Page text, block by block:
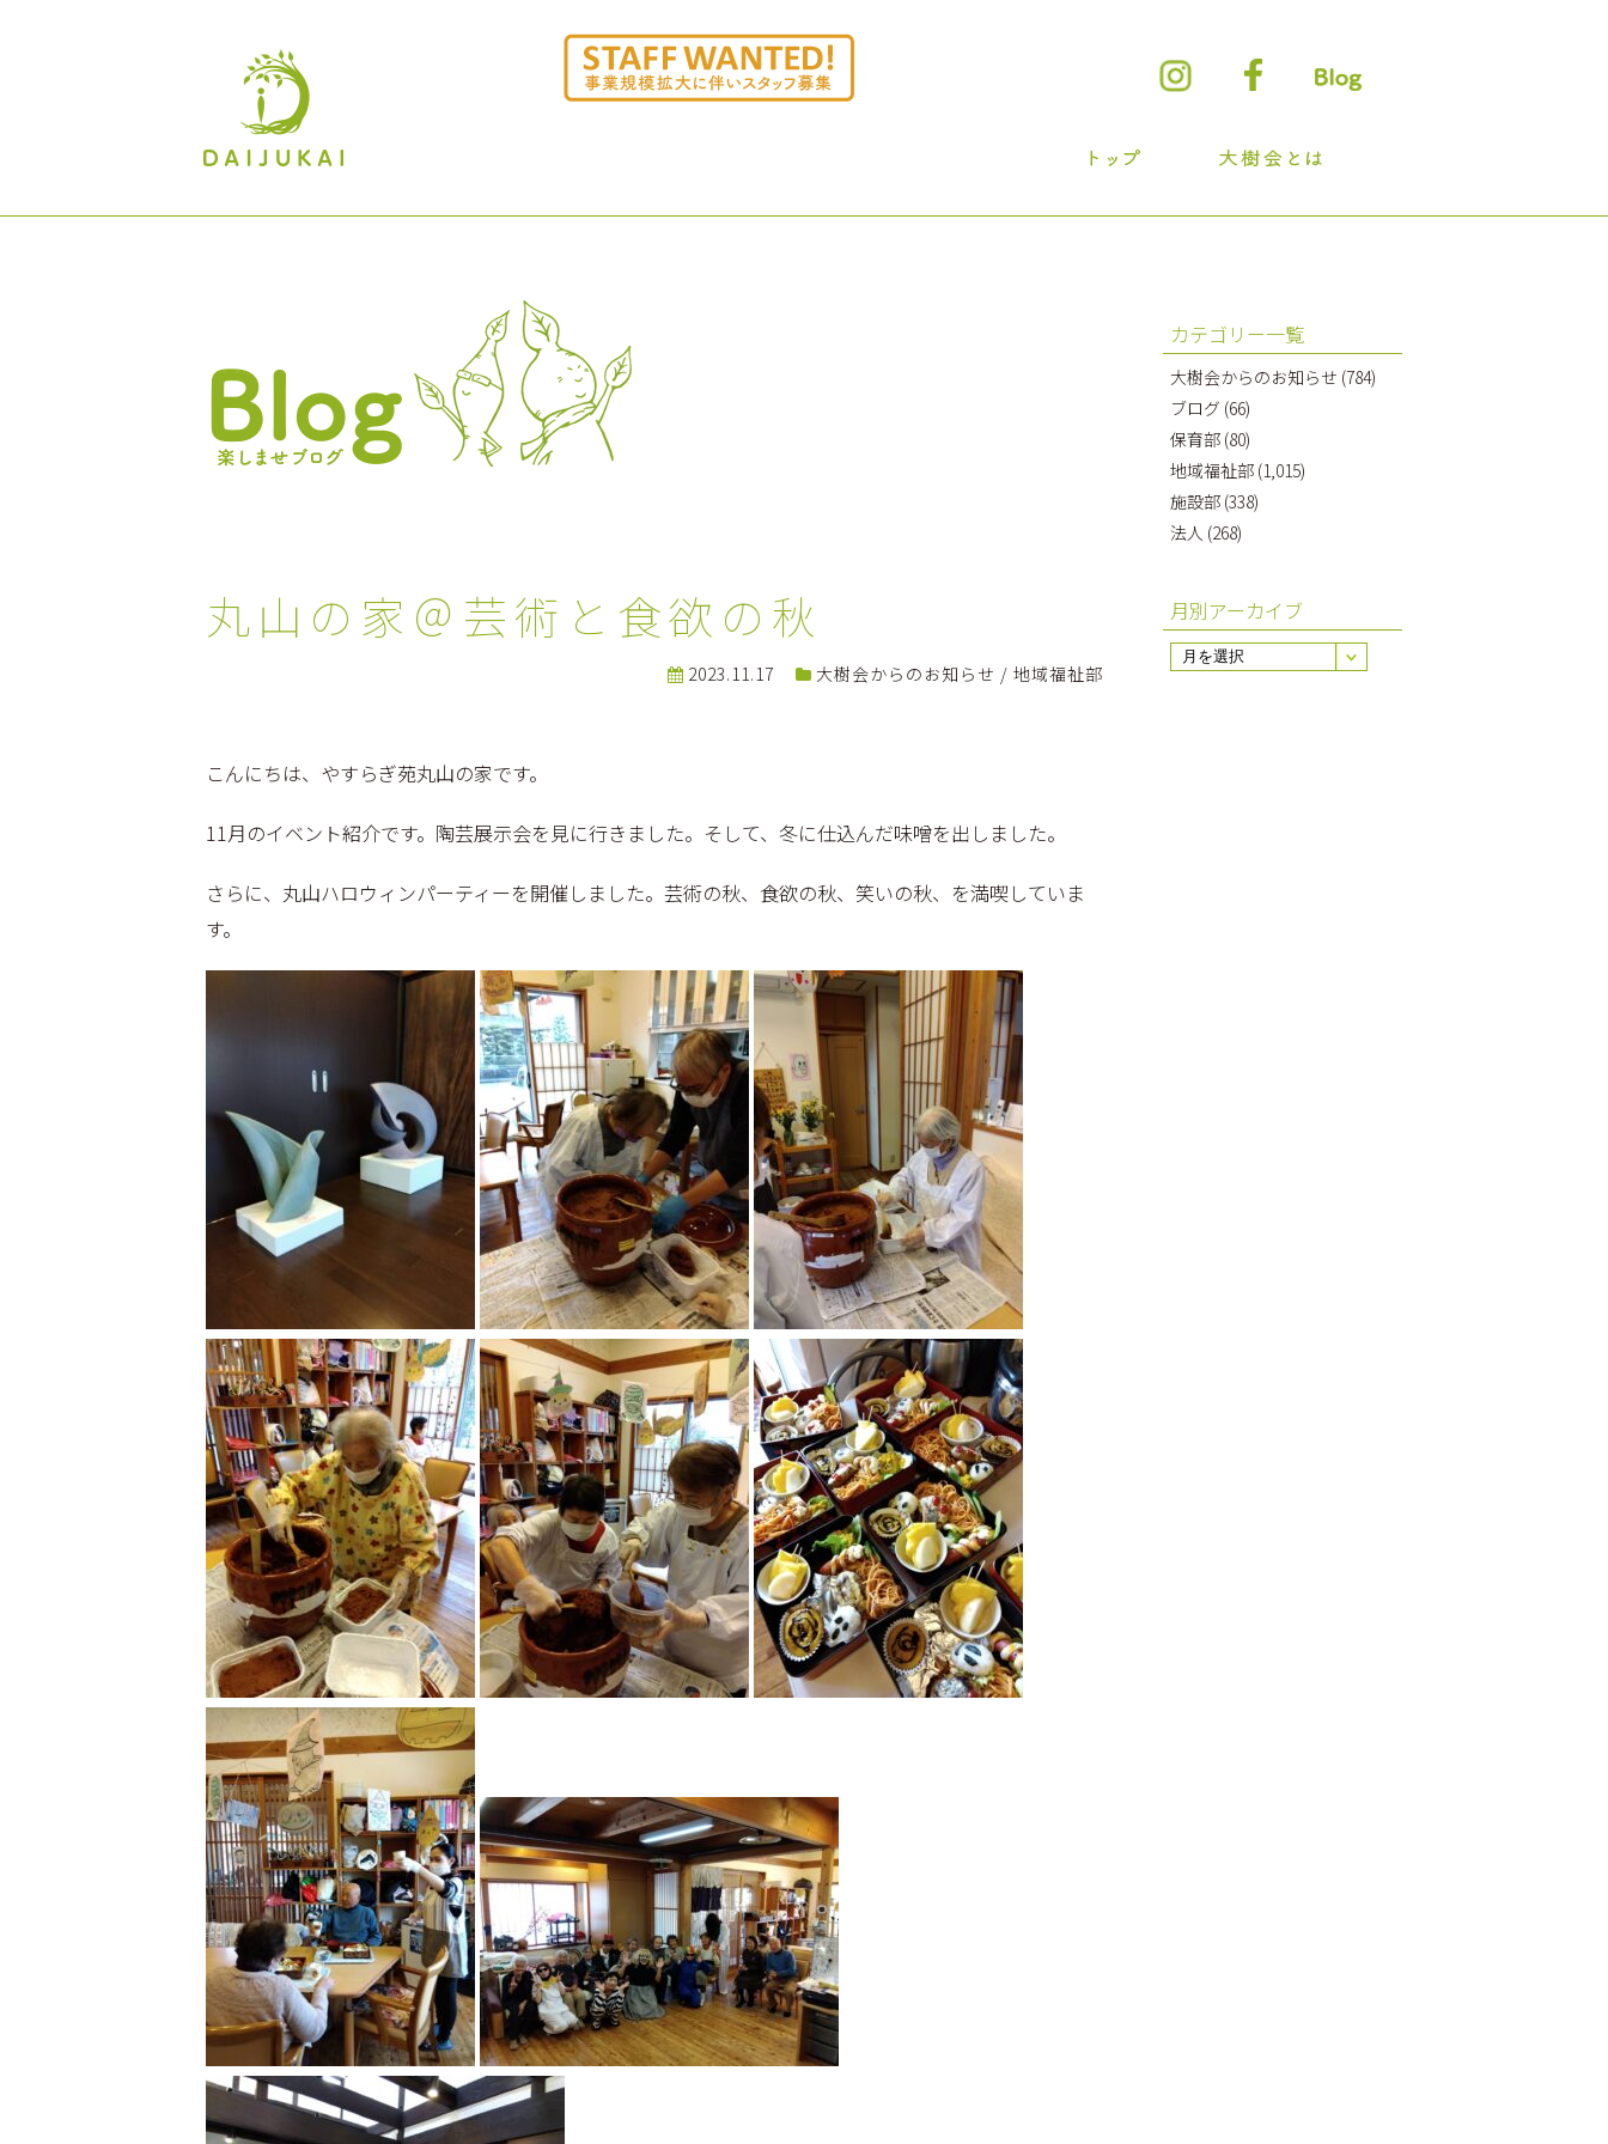
丸山の家＠芸術と食欲の秋
2023.11.17 大樹会からのお知らせ / 地域福祉部
こんにちは、やすらぎ苑丸山の家です。
11月のイベント紹介です。陶芸展示会を見に行きました。そして、冬に仕込んだ味噌を出しました。
さらに、丸山ハロウィンパーティーを開催しました。芸術の秋、食欲の秋、笑いの秋、を満喫していま
す。
カテゴリー一覧
大樹会からのお知らせ (784)
ブログ (66)
保育部 (80)
地域福祉部 (1,015)
施設部 (338)
法人 (268)
月別アーカイブ